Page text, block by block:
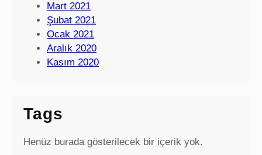
Mart 2021
Şubat 2021
Ocak 2021
Aralık 2020
Kasım 2020
Tags
Henüz burada gösterilecek bir içerik yok.